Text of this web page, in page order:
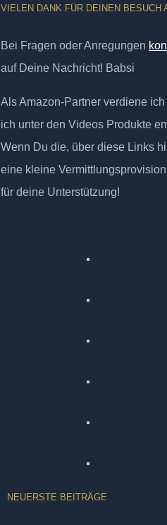
VIELEN DANK FÜR DEINEN BESUCH
Bei Fragen oder Anregungen
auf Deine Nachricht! Babsi
Als Amazon-Partner verdiene
ich unter den Videos Produkte
Wenn Du die, über diese Links
eine kleine
für deine Unterstützung!
NEUERSTE BEITRÄGE